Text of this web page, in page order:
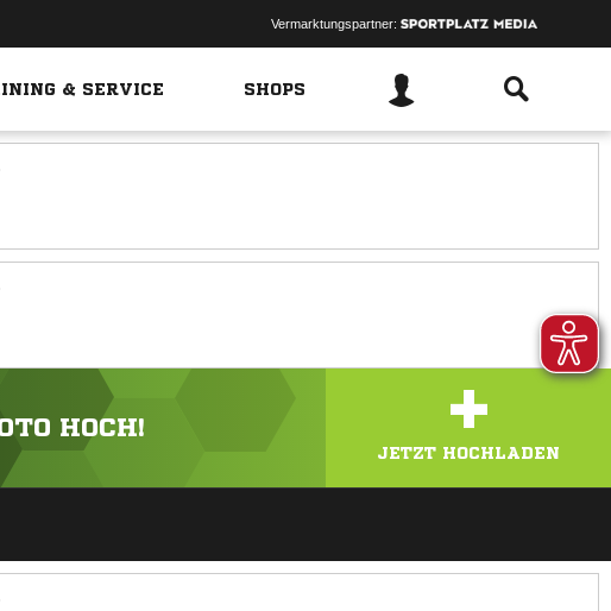
Vermarktungspartner:
& SERVICE SHOPS
HOCH! +
JETZT HOCHLADEN